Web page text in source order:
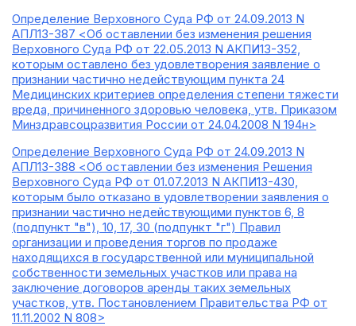
Определение Верховного Суда РФ от 24.09.2013 N
АПЛ13-387 <Об оставлении без изменения решения
Верховного Суда РФ от 22.05.2013 N АКПИ13-352,
которым оставлено без удовлетворения заявление о
признании частично недействующим пункта 24
Медицинских критериев определения степени тяжести
вреда, причиненного здоровью человека, утв. Приказом
Минздравсоцразвития России от 24.04.2008 N 194н>
Определение Верховного Суда РФ от 24.09.2013 N
АПЛ13-388 <Об оставлении без изменения Решения
Верховного Суда РФ от 01.07.2013 N АКПИ13-430,
которым было отказано в удовлетворении заявления о
признании частично недействующими пунктов 6, 8
(подпункт "в"), 10, 17, 30 (подпункт "г") Правил
организации и проведения торгов по продаже
находящихся в государственной или муниципальной
собственности земельных участков или права на
заключение договоров аренды таких земельных
участков, утв. Постановлением Правительства РФ от
11.11.2002 N 808>